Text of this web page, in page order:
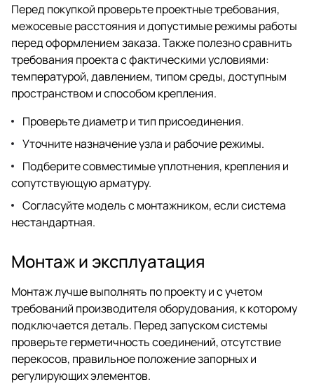
Перед покупкой проверьте проектные требования,
межосевые расстояния и допустимые режимы работы
перед оформлением заказа. Также полезно сравнить
требования проекта с фактическими условиями:
температурой, давлением, типом среды, доступным
пространством и способом крепления.
Проверьте диаметр и тип присоединения.
Уточните назначение узла и рабочие режимы.
Подберите совместимые уплотнения, крепления и
сопутствующую арматуру.
Согласуйте модель с монтажником, если система
нестандартная.
Монтаж и эксплуатация
Монтаж лучше выполнять по проекту и с учетом
требований производителя оборудования, к которому
подключается деталь. Перед запуском системы
проверьте герметичность соединений, отсутствие
перекосов, правильное положение запорных и
регулирующих элементов.